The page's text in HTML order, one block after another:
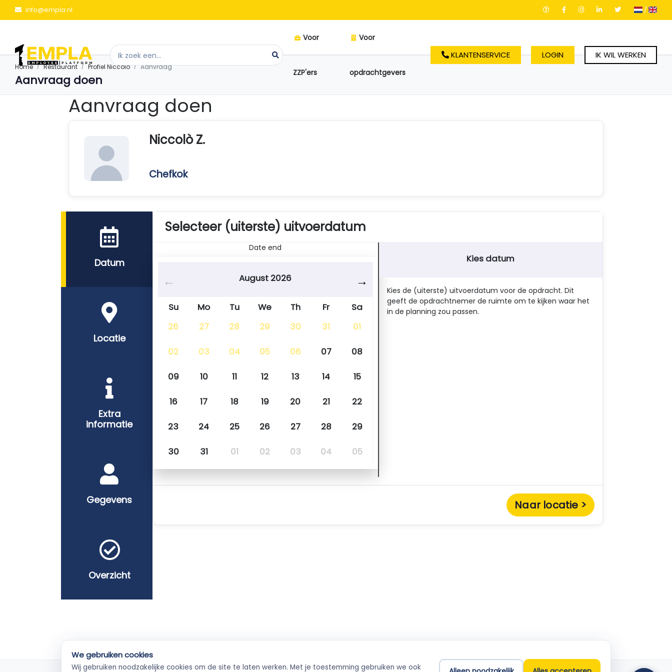
info@empla.nl /
Voor
ZZP'ers
Voor
opdrachtgevers
KLANTENSERVICE LOGIN IK WIL WERKEN
Home Restaurant Profiel Niccolò Aanvraag
Aanvraag doen
Aanvraag doen
Niccolò Z.
Chefkok
Datum
Locatie
Extra
informatie
Gegevens
Overzicht
Selecteer (uiterste) uitvoerdatum
Date end
August 2026
Su Mo Tu We Th Fr
Sa
26
27 28 29 30 31 01
02 03 04 05 06 07 08
09 10 11 12 13 14 15
16 17 18 19 20 21 22
23 24 25 26 27 28 29
30 31 01 02 03 04 05
Kies datum
Kies de (uiterste) uitvoerdatum voor de opdracht. Dit
geeft de opdrachtnemer de ruimte om te kijken waar het
in de planning zou passen.
Naar locatie >
We gebruiken cookies
Wij gebruiken noodzakelijke cookies om de site te laten werken. Met je toestemming gebruiken we ook